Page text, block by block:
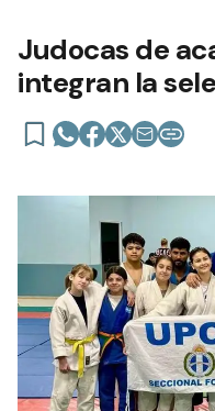
Judocas de
integran la